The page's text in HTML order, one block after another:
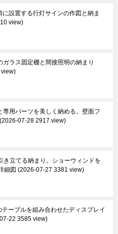
に設置する行灯サインの作図と納ま
view
ガラス固定棚と間接照明の納まり
専用パーツを美しく納める。壁面フ
2026-07-28 2917 view
き立てる納まり。ショーウィンドを
細図
2026-07-27 3381 view
テーブルを組み合わせたディスプレイ
22 3585 view